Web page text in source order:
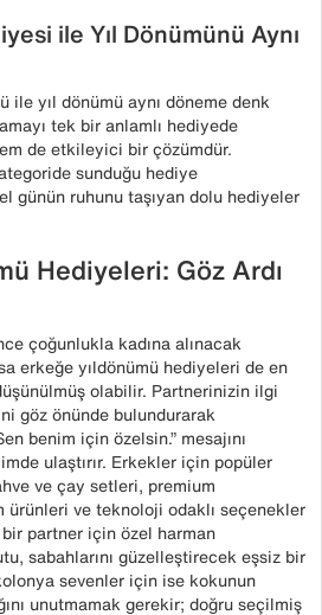
ile Yıl Dönümünü Aynı
yıl dönümü aynı döneme denk
tek bir anlamlı hediyede
de etkileyici bir çözümdür.
sunduğu hediye
günün ruhunu taşıyan dolu hediyeler
Hediyeleri: Göz Ardı
çoğunlukla kadına alınacak
erkeğe yıldönümü hediyeleri de en
olabilir. Partnerinizin ilgi
göz önünde bulundurarak
benim için özelsin.” mesajını
ulaştırır. Erkekler için popüler
ve çay setleri, premium
ürünleri ve teknoloji odaklı seçenekler
partner için özel harman
sabahlarını güzelleştirecek eşsiz bir
sevenler için ise kokunun
unutmamak gerekir; doğru seçilmiş